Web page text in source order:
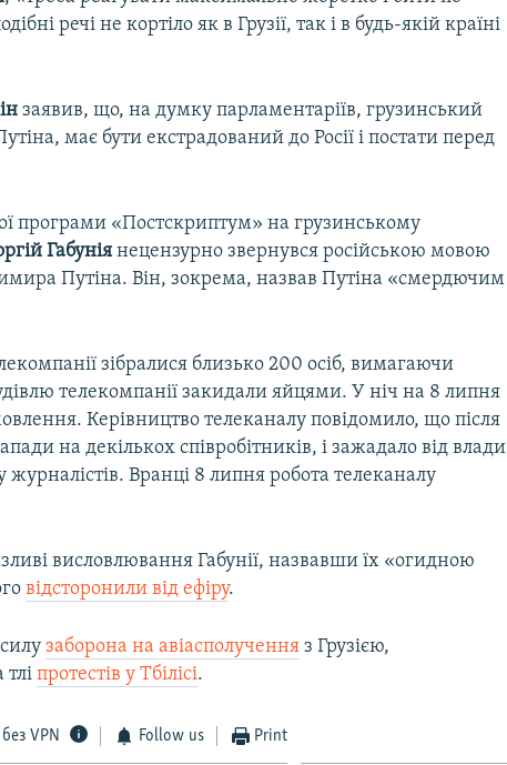
речі не кортіло як в Грузії, так і в будь-якій країні
заявив, що, на думку парламентаріїв, грузинський
має бути екстрадований до Росії і постати перед
програми «Постскриптум» на грузинському
Габуніянецензурно звернувся російською мовою
Путіна. Він, зокрема, назвав Путіна «смердючим
зібралися близько 200 осіб, вимагаючи
телекомпанії закидали яйцями. У ніч на 8 липня
Керівництво телеканалу повідомило, що після
на декількох співробітників, і зажадало від влади
журналістів. Вранці 8 липня робота телеканалу
висловлювання Габунії, назвавши їх «огидною
відсторонили від ефіру.
силузаборона на авіасполучення з Грузією,
тліпротестів у Тбілісі.
VPN Follow us Print